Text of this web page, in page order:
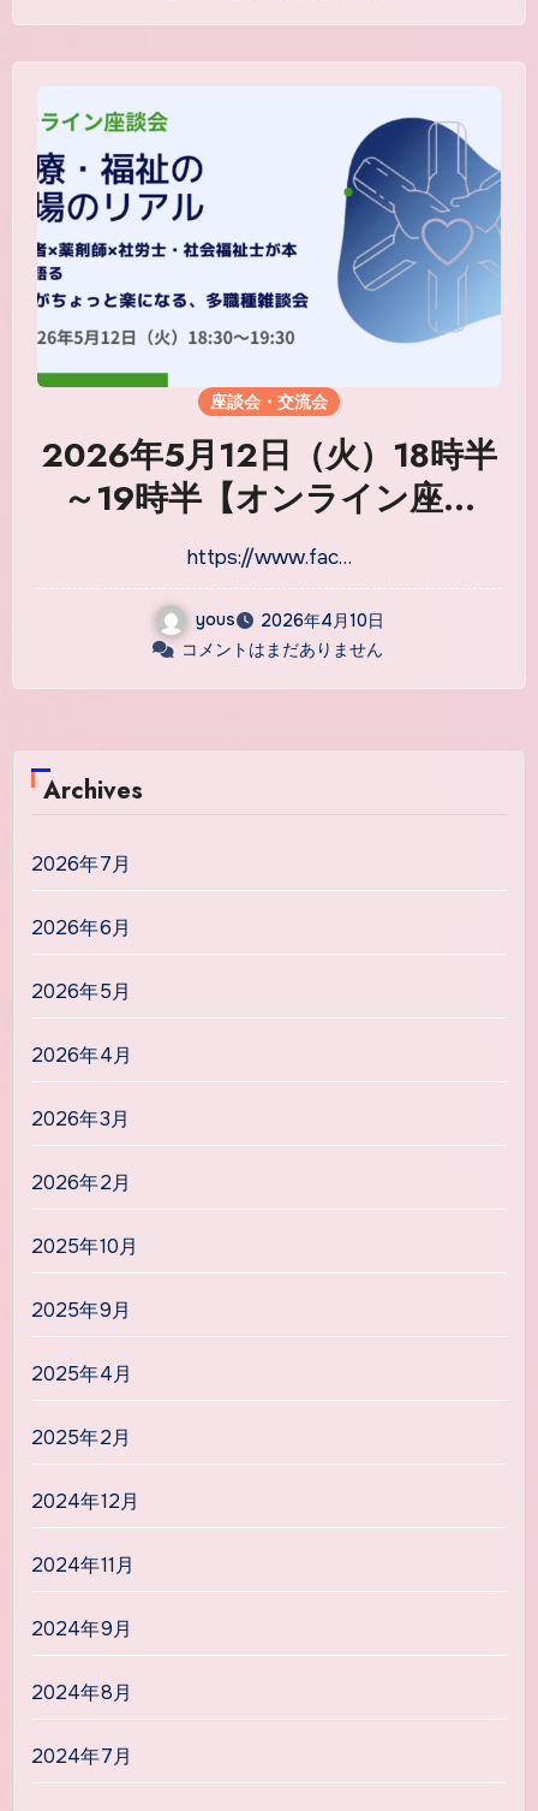
座談会・交流会
2026年5月12日（火）18時半
～19時半【オンライン座談
会】管理者×薬剤師×社労士・
社会福祉士が本音で語る 医
療・福祉の「現場のリアル」
https://www.fac…
yous
2026年4月10日
コメントはまだありません
Archives
2026年7月
2026年6月
2026年5月
2026年4月
2026年3月
2026年2月
2025年10月
2025年9月
2025年4月
2025年2月
2024年12月
2024年11月
2024年9月
2024年8月
2024年7月